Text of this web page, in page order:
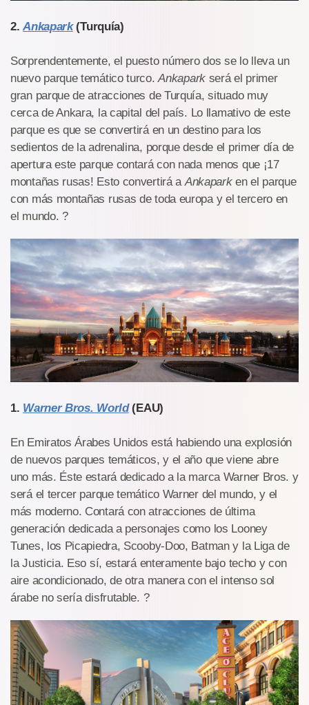
2.Ankapark(Turquía)
Sorprendentemente, el puesto número dos se lo lleva un
nuevo parque temático turco.Ankaparkserá el primer
gran parque de atracciones de Turquía, situado muy
cerca de Ankara, la capital del país. Lo llamativo de este
parque es que se convertirá en un destino para los
sedientos de la adrenalina, porque desde el primer día de
apertura este parque contará con nada menos que ¡17
montañas rusas! Esto convertirá aAnkaparken el parque
con más montañas rusas de toda europa y el tercero en
el mundo. ?
1. Warner Bros. World(EAU)
En Emiratos Árabes Unidos está habiendo una explosión
de nuevos parques temáticos, y el año que viene abre
uno más. Éste estará dedicado a la marca Warner Bros. y
será el tercer parque temático Warner del mundo, y el
más moderno. Contará con atracciones de última
generación dedicada a personajes como los Looney
Tunes, los Picapiedra, Scooby-Doo, Batman y la Liga de
la Justicia. Eso sí, estará enteramente bajo techo y con
aire acondicionado, de otra manera con el intenso sol
árabe no sería disfrutable. ?